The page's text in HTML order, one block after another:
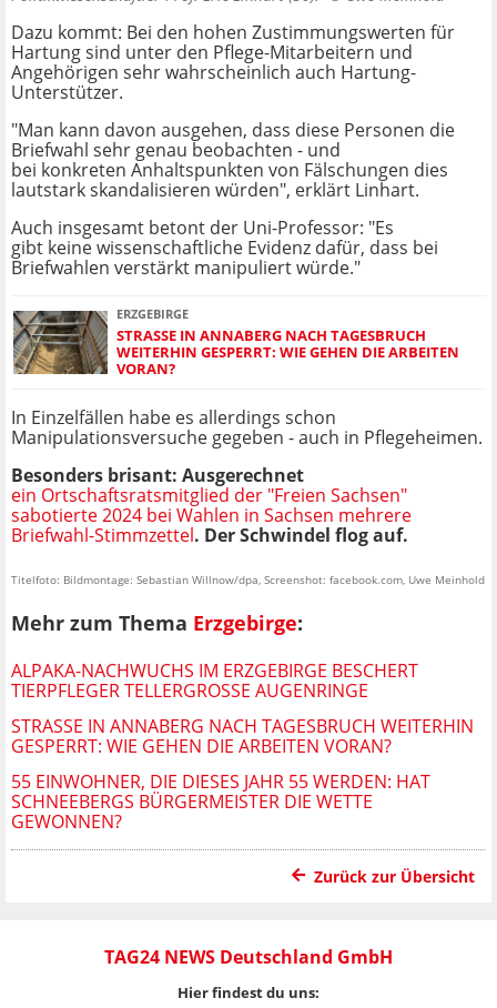
Dazu kommt: Bei den hohen Zustimmungswerten für
Hartung sind unter den Pflege-Mitarbeitern und
Angehörigen sehr wahrscheinlich auch Hartung-
Unterstützer.
"Man kann davon ausgehen, dass diese Personen die
Briefwahl sehr genau beobachten - und
bei konkreten Anhaltspunkten von Fälschungen dies
lautstark skandalisieren würden", erklärt Linhart.
Auch insgesamt betont der Uni-Professor: "Es
gibt keine wissenschaftliche Evidenz dafür, dass bei
Briefwahlen verstärkt manipuliert würde."
ERZGEBIRGE
STRASSE IN ANNABERG NACH TAGESBRUCH W
EITERHIN GESPERRT: WIE GEHEN DIE ARBEITEN V
ORAN?
In Einzelfällen habe es allerdings schon
Manipulationsversuche gegeben - auch in Pflegeheimen.
Besonders brisant: Ausgerechnet
ein Ortschaftsratsmitglied der "Freien Sachsen"
sabotierte 2024 bei Wahlen in Sachsen mehrere
Briefwahl-Stimmzettel. Der Schwindel flog auf.
Titelfoto: Bildmontage: Sebastian Willnow/dpa, Screenshot: facebook.com, Uwe Meinhold
Mehr zum Thema Erzgebirge:
ALPAKA-NACHWUCHS IM ERZGEBIRGE BESCHERT
TIERPFLEGER TELLERGROSSE AUGENRINGE
STRASSE IN ANNABERG NACH TAGESBRUCH WEITERHIN G
ESPERRT: WIE GEHEN DIE ARBEITEN VORAN?
55 EINWOHNER, DIE DIESES JAHR 55 WERDEN: HAT
SCHNEEBERGS BÜRGERMEISTER DIE WETTE
GEWONNEN?
Zurück zur Übersicht
TAG24 NEWS Deutschland GmbH
Hier findest du uns: